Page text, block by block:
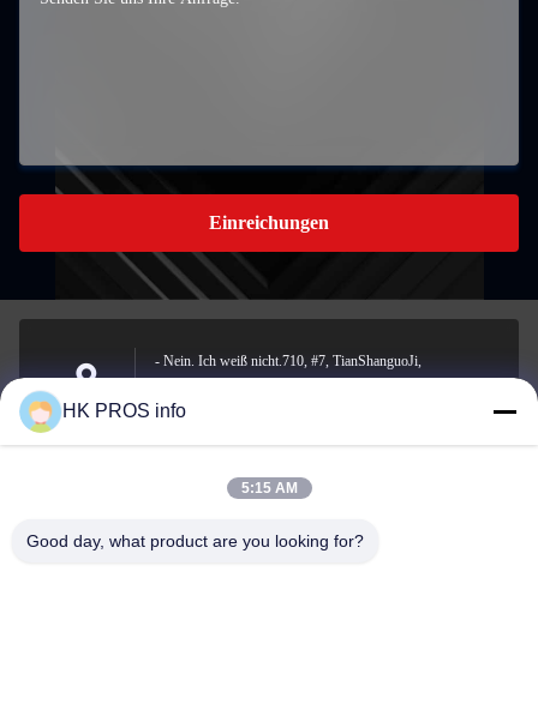
Einreichungen
Anschrift
- Nein. Ich weiß nicht.710, #7, TianShanguoJi,
Yanjiao, Sanhe, Provinz
E-Mail-Adresse
info@chppros.com
HK PROS info
5:15 AM
Good day, what product are you looking for?